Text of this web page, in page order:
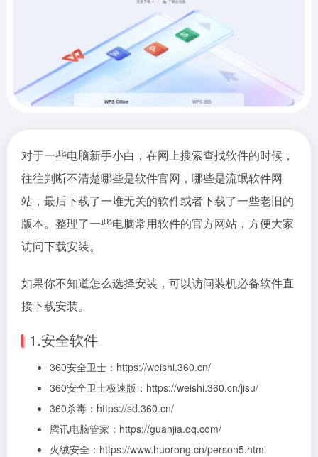
对于一些电脑新手小白，在网上搜索查找软件的时候，
往往判断不清楚哪些是软件官网，哪些是流氓软件网
站，最后下载了一堆无关的软件或者下载了一些老旧的
版本。整理了一些电脑常用软件的官方网站，方便大家
访问下载安装。
如果你不知道怎么选择安装，可以访问装机必备软件直
接下载安装。
1.安全软件
360安全卫士：https://weishi.360.cn/
360安全卫士极速版：https://weishi.360.cn/jisu/
360杀毒：https://sd.360.cn/
腾讯电脑管家：https://guanjia.qq.com/
火绒安全：https://www.huorong.cn/person5.html